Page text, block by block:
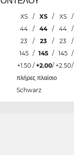
XS / XS / XS /
44 / 44 / 44 /
23 / 23 / 23 /
145 / 145 / 145 /
+1.50 / +2.00/ +2.50/
πλήρες πλαίσιο
Schwarz